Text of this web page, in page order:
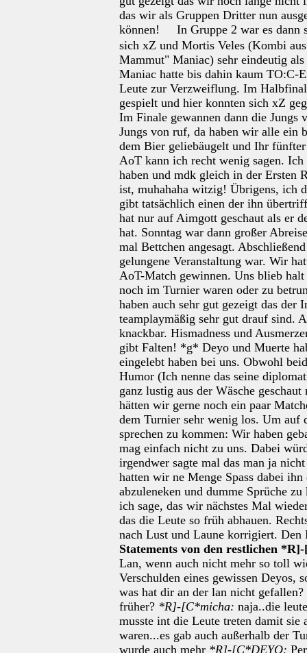
das wir als Gruppen Dritter nun
können!
In Gruppe 2 war es dann
sich xZ und Mortis Veles (Kombi
Mammut" Maniac) sehr eindeutig
Maniac hatte bis dahin kaum TO:C-
Leute zur Verzweiflung. Im
gespielt und hier konnten sich xZ
Im Finale gewannen dann die Jungs
Jungs von ruf, da haben wir alle ein
dem Bier geliebäugelt und Ihr
AoT kann ich recht wenig sagen.
haben und mdk gleich in der Ersten
ist, muhahaha witzig! Übrigens, ich
gibt tatsächlich einen der ihn
hat nur auf Aimgott geschaut als er
hat. Sonntag war dann großer
mal Bettchen angesagt.
gelungene Veranstaltung war. Wir
AoT-Match gewinnen. Uns blieb
noch im Turnier waren oder zu
haben auch sehr gut gezeigt das
teamplaymäßig sehr gut drauf sind.
knackbar. Hismadness und
gibt Falten! *g* Deyo und Muerte
eingelebt haben bei uns. Obwohl
Humor (Ich nenne das seine
ganz lustig aus der Wäsche
hätten wir gerne noch ein paar
dem Turnier sehr wenig los. Um
sprechen zu kommen: Wir haben
mag einfach nicht zu uns. Dabei
irgendwer sagte mal das man ja
hatten wir ne Menge Spass dabei
abzuleneken und dumme Sprüche
ich sage, das wir nächstes Mal
das die Leute so früh abhauen.
nach Lust und Laune korrigiert.
Statements von den restlichen
Lan, wenn auch nicht mehr so toll
Verschulden eines gewissen Deyos,
was hat dir an der lan nicht
früher? *R]-[C*micha: naja..die
musste int die Leute treten damit
waren...es gab auch außerhalb der
wurde auch mehr *R]-[C*DEYO: